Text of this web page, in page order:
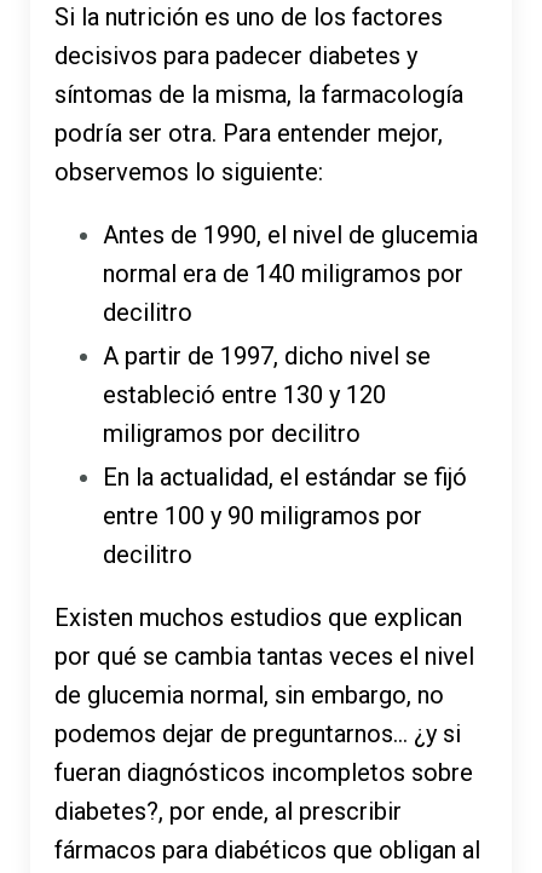
Si la nutrición es uno de los factores
decisivos para padecer diabetes y
síntomas de la misma, la farmacología
podría ser otra. Para entender mejor,
observemos lo siguiente:
Antes de 1990, el nivel de glucemia
normal era de 140 miligramos por
decilitro
A partir de 1997, dicho nivel se
estableció entre 130 y 120
miligramos por decilitro
En la actualidad, el estándar se fijó
entre 100 y 90 miligramos por
decilitro
Existen muchos estudios que explican
por qué se cambia tantas veces el nivel
de glucemia normal, sin embargo, no
podemos dejar de preguntarnos… ¿y si
fueran diagnósticos incompletos sobre
diabetes?, por ende, al prescribir
fármacos para diabéticos que obligan al